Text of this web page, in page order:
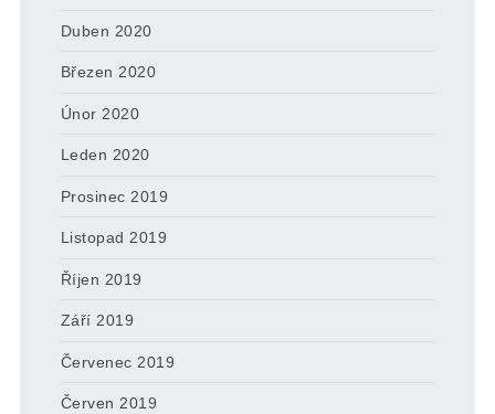
Duben 2020
Březen 2020
Únor 2020
Leden 2020
Prosinec 2019
Listopad 2019
Říjen 2019
Září 2019
Červenec 2019
Červen 2019